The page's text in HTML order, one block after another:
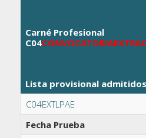
Carné Profesional
C04CONVOCATORIA
Lista provisional admitidos
C04EXTLPAE
Fecha Prueba